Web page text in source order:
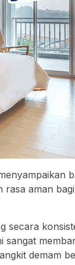
rasa aman bagi
secara
sangat
demam